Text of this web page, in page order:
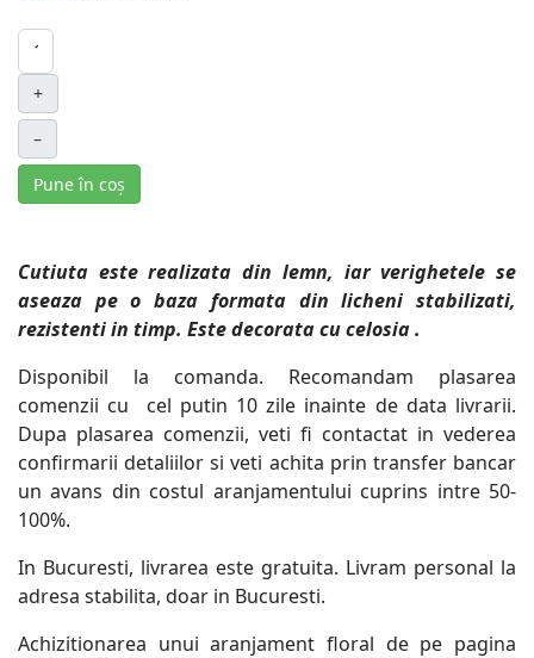
+
–
Pune în coș
Cutiuta este realizata din lemn, iar verighetele se
aseaza pe o baza formata din licheni stabilizati,
rezistenti in timp. Este decorata cu celosia .
Disponibil la comanda. Recomandam plasarea
comenzii cu cel putin 10 zile inainte de data livrarii.
Dupa plasarea comenzii, veti fi contactat in vederea
confirmarii detaliilor si veti achita prin transfer bancar
un avans din costul aranjamentului cuprins intre 50-
100%.
In Bucuresti, livrarea este gratuita. Livram personal la
adresa stabilita, doar in Bucuresti.
Achizitionarea unui aranjament floral de pe pagina